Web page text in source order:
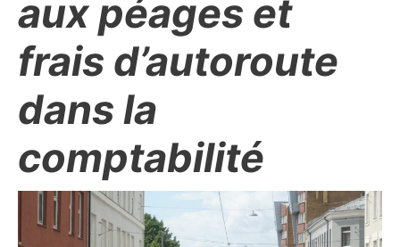
aux péages et
frais d’autoroute
dans la
comptabilité